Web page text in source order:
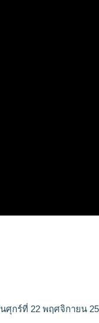
ศุกร์ที่ 22 พฤศจิกายน